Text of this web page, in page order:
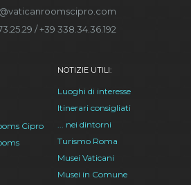
/ +39 338.34.36.192
Cipro
NOTIZIE UTILI:
Luoghi di interesse
Itinerari consigliati
... nei dintorni
Turismo Roma
Musei Vaticani
Musei in Comune